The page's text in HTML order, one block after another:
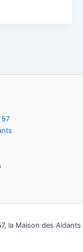
la Maison des Aidants